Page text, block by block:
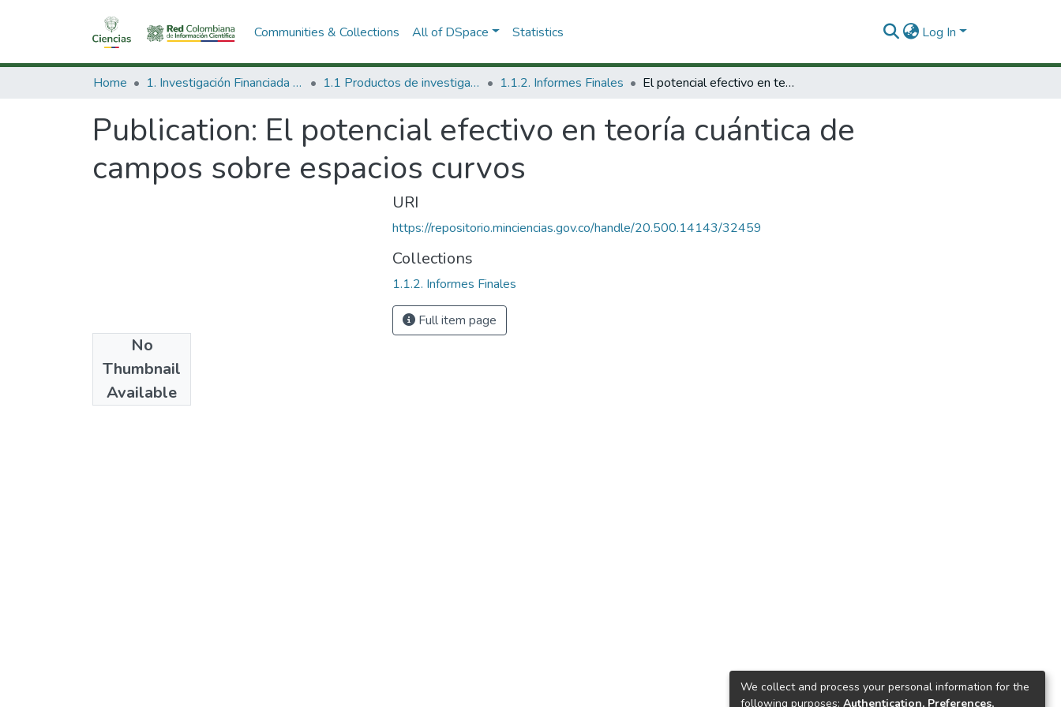
Communities & Collections All of DSpace Statistics Log In
Home 1. Investigación Financiada con Recursos Públicos 1.1 Productos de investigación 1.1.2. Informes Finales El potencial efectivo en teoría cuántica de campos sobre espacios curvos
Publication: El potencial efectivo en teoría cuántica de
campos sobre espacios curvos
No
Thumbnail
Available
1999
URI
https://repositorio.minciencias.gov.co/handle/20.500.14143/32459
Collections
1.1.2. Informes Finales
Full item page
We collect and process your personal information for the
following purposes: Authentication, Preferences,